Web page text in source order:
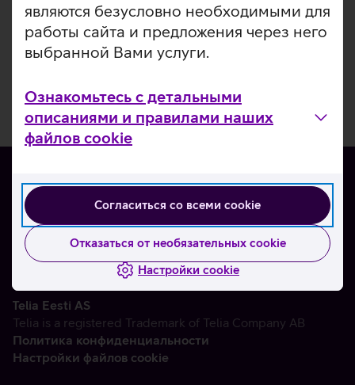
являются безусловно необходимыми для
работы сайта и предложения через него
выбранной Вами услуги.
Ознакомьтесь с детальными
описаниями и правилами наших
файлов cookie
Согласиться со всеми cookie
Отказаться от необязательных cookie
Настройки cookie
О нас
Контакты
Партнерам
Telia Eesti AS
Telia is a registered Trademark of Telia Company AB
Политика конфиденциальности
Настройки файлов cookie